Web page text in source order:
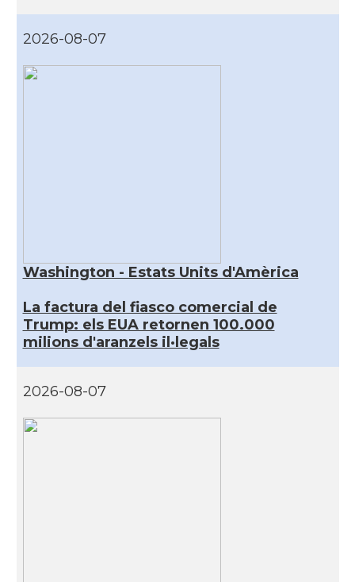
2026-08-07
Washington - Estats Units d'Amèrica
La factura del fiasco comercial de
Trump: els EUA retornen 100.000
milions d'aranzels il·legals
2026-08-07